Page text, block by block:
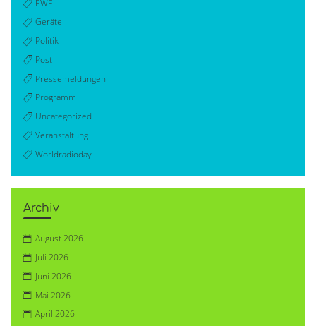
EWF
Geräte
Politik
Post
Pressemeldungen
Programm
Uncategorized
Veranstaltung
Worldradioday
Archiv
August 2026
Juli 2026
Juni 2026
Mai 2026
April 2026